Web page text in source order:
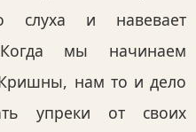
слуха и навевает
мы начинаем
Кришны, нам то и дело
упреки от своих